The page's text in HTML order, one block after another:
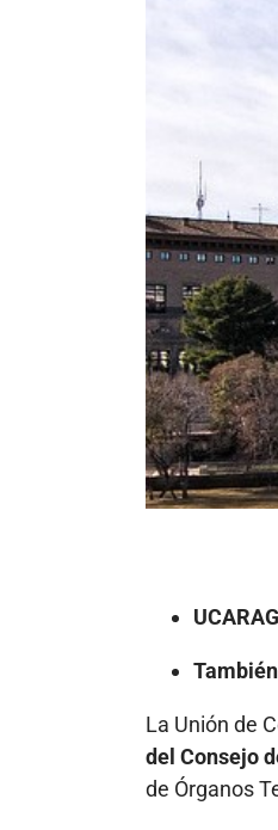
La Unión de
del Consejo
de Órganos